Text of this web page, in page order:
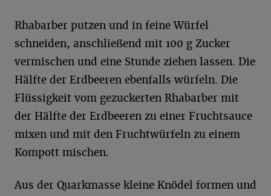
Rhabarber putzen und in feine Würfel
schneiden, anschließend mit 100 g Zucker
vermischen und eine Stunde ziehen lassen. Die
Hälfte der Erdbeeren ebenfalls würfeln. Die
Flüssigkeit vom gezuckerten Rhabarber mit
der Hälfte der Erdbeeren zu einer Fruchtsauce
mixen und mit den Fruchtwürfeln zu einem
Kompott mischen.
Aus der Quarkmasse kleine Knödel formen und